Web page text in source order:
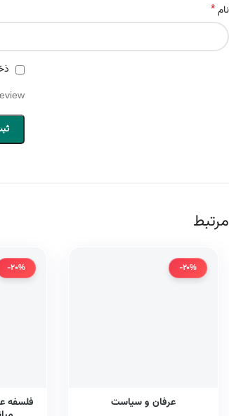
نام*
مرتبط
-20%
عرفان و سیاست
-20%
فلسفه